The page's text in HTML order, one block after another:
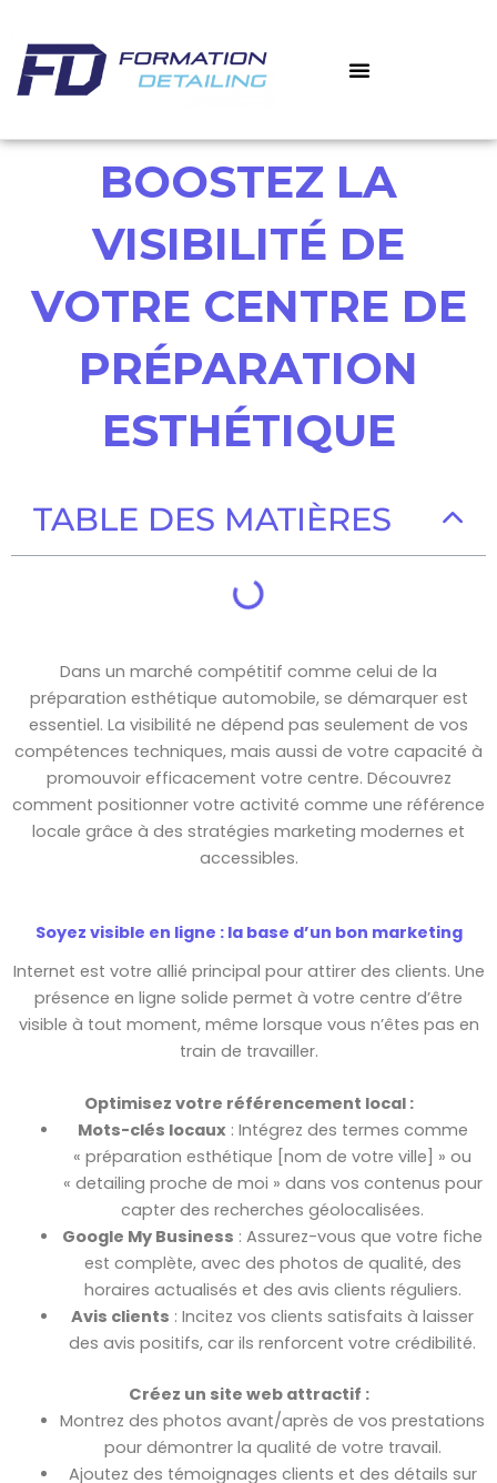
contenu
BOOSTEZ LA
VISIBILITÉ DE
VOTRE CENTRE DE
PRÉPARATION
ESTHÉTIQUE
TABLE DES MATIÈRES
Dans un marché compétitif comme celui de la
préparation esthétique automobile, se démarquer est
essentiel. La visibilité ne dépend pas seulement de vos
compétences techniques, mais aussi de votre capacité à
promouvoir efficacement votre centre. Découvrez
comment positionner votre activité comme une référence
locale grâce à des stratégies marketing modernes et
accessibles.
Soyez visible en ligne : la base d’un bon marketing
Internet est votre allié principal pour attirer des clients. Une
présence en ligne solide permet à votre centre d’être
visible à tout moment, même lorsque vous n’êtes pas en
train de travailler.
Optimisez votre référencement local :
Mots-clés locaux: Intégrez des termes comme
« préparation esthétique [nom de votre ville] » ou
« detailing proche de moi » dans vos contenus pour
capter des recherches géolocalisées.
Google My Business : Assurez-vous que votre fiche
est complète, avec des photos de qualité, des
horaires actualisés et des avis clients réguliers.
Avis clients : Incitez vos clients satisfaits à laisser
des avis positifs, car ils renforcent votre crédibilité.
Créez un site web attractif :
Montrez des photos avant/après de vos prestations
pour démontrer la qualité de votre travail.
Ajoutez des témoignages clients et des détails sur